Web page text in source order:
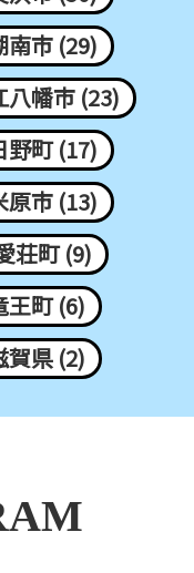
南市 (29)
八幡市 (23)
野町 (17)
原市 (13)
荘町 (9)
王町 (6)
賀県 (2)